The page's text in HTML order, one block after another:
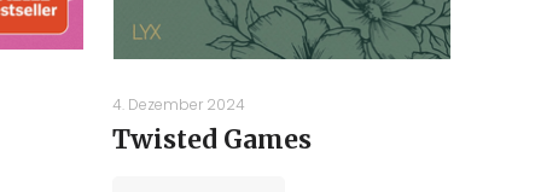
4. Dezember 2024
Twisted Games